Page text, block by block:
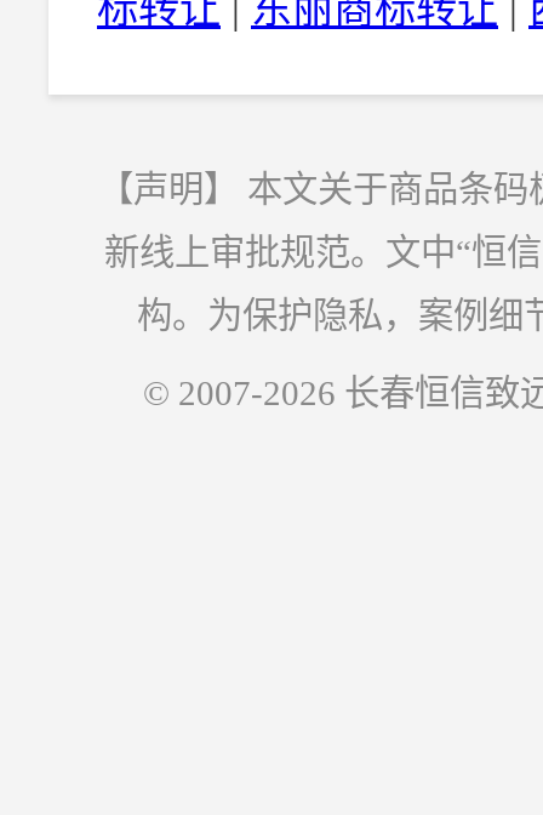
【声明】 本文关于商品条
新线上审批规范。文中“恒
构。为保护隐私，案例细
© 2007-2026 长春恒信致